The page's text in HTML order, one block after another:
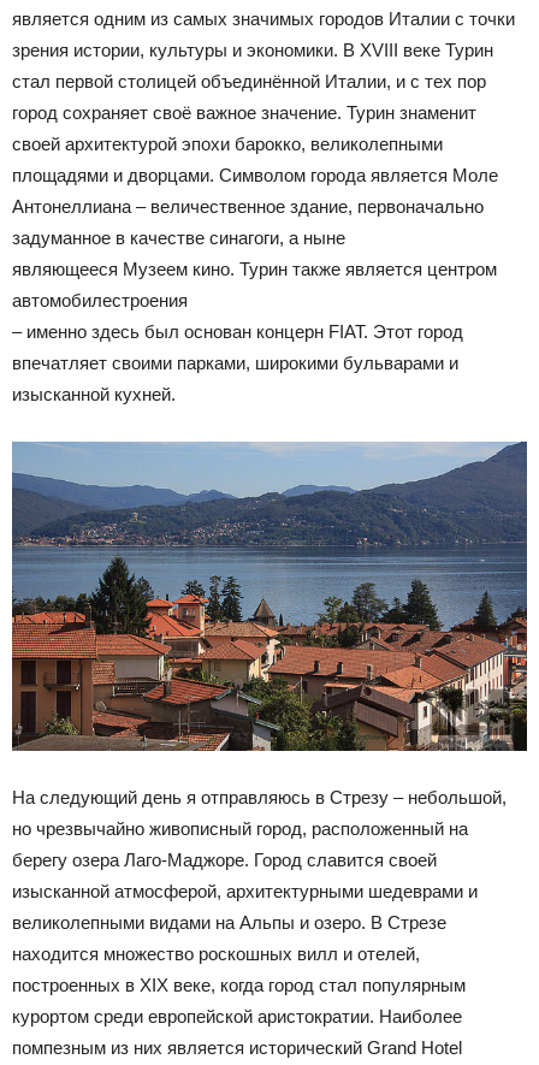
является одним из самых значимых городов Италии с точки
зрения истории, культуры и экономики. В XVIII веке Турин
стал первой столицей объединённой Италии, и с тех пор
город сохраняет своё важное значение. Турин знаменит
своей архитектурой эпохи барокко, великолепными
площадями и дворцами. Символом города является Моле
Антонеллиана – величественное здание, первоначально
задуманное в качестве синагоги, а ныне
являющееся Музеем кино. Турин также является центром
автомобилестроения
– именно здесь был основан концерн FIAT. Этот город
впечатляет своими парками, широкими бульварами и
изысканной кухней.
На следующий день я отправляюсь в Стрезу – небольшой,
но чрезвычайно живописный город, расположенный на
берегу озера Лаго-Маджоре. Город славится своей
изысканной атмосферой, архитектурными шедеврами и
великолепными видами на Альпы и озеро. В Стрезе
находится множество роскошных вилл и отелей,
построенных в XIX веке, когда город стал популярным
курортом среди европейской аристократии. Наиболее
помпезным из них является исторический Grand Hotel